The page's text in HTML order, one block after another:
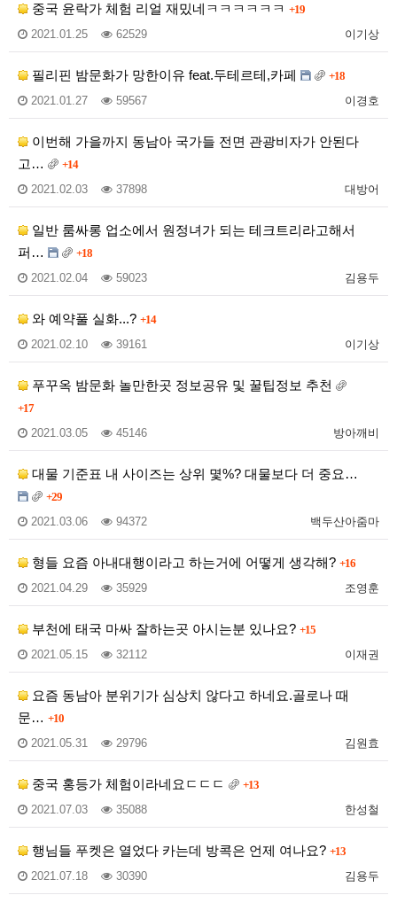
중국 윤락가 체험 리얼 재밌네ㅋㅋㅋㅋㅋㅋ +19
이기상
2021.01.25 62529
필리핀 밤문화가 망한이유 feat.두테르테,카페 +18
이경호
2021.01.27 59567
이번해 가을까지 동남아 국가들 전면 관광비자가 안된다
고…
+14
대방어
2021.02.03 37898
일반 룸싸롱 업소에서 원정녀가 되는 테크트리라고해서
퍼…
+18
김용두
2021.02.04 59023
와 예약풀 실화...? +14
이기상
2021.02.10 39161
푸꾸옥 밤문화 놀만한곳 정보공유 및 꿀팁정보 추천
+17
방아깨비
2021.03.05 45146
대물 기준표 내 사이즈는 상위 몇%? 대물보다 더 중요…
+29
백두산아줌마
2021.03.06 94372
형들 요즘 아내대행이라고 하는거에 어떻게 생각해? +16
조영훈
2021.04.29 35929
부천에 태국 마싸 잘하는곳 아시는분 있나요? +15
이재권
2021.05.15 32112
요즘 동남아 분위기가 심상치 않다고 하네요.골로나 때
문… +10
김원효
2021.05.31 29796
중국 홍등가 체험이라네요ㄷㄷㄷ +13
한성철
2021.07.03 35088
행님들 푸켓은 열었다 카는데 방콕은 언제 여나요? +13
김용두
2021.07.18 30390